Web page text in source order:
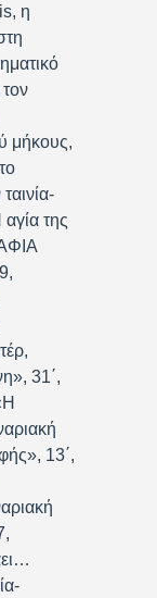
η
μήκους,
της
31΄,
13΄,